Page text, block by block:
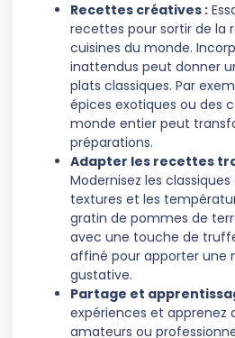
Recettes créatives :
recettes pour sortir de la
cuisines du monde.
inattendus peut donner
plats classiques. Par
épices exotiques ou des
monde entier peut
préparations.
Adapter les recettes
Modernisez les
textures et les
gratin de pommes de
avec une touche de
affiné pour apporter une
gustative.
Partage et
expériences et apprenez
amateurs ou